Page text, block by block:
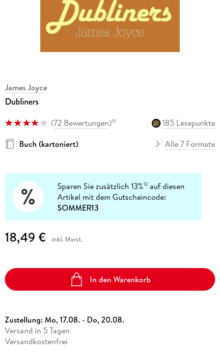
James Joyce
Dubliners
(72 Bewertungen)15
185 Lesepunkte
Buch (kartoniert)
Alle 7 Formate
Sparen Sie zusätzlich 13%12 auf diesen
Artikel mit dem Gutscheincode:
SOMMER13
18,49 € inkl. Mwst.
In den Warenkorb
Zustellung:Mo, 17.08. - Do, 20.08.
Versand in 5 Tagen
Versandkostenfrei